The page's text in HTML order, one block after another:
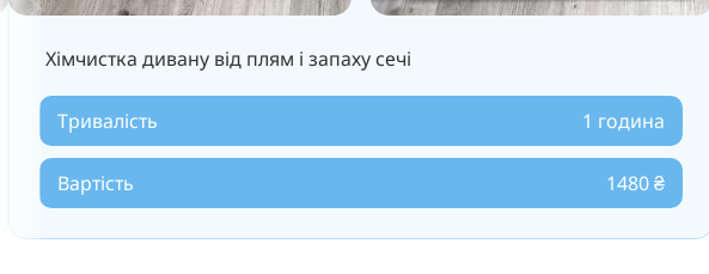
Хімчистка дивану від плям і запаху сечі
Тривалість 1 година
Вартість 1480 ₴